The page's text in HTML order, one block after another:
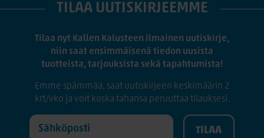
TILAA UUTISKIRJEEMME
Tilaa nyt Kallen Kalusteen ilmainen uutiskirje,
niin saat ensimmäisenä tiedon uusista
tuotteista, tarjouksista sekä tapahtumista!
Emme spämmää, saat uutiskirjeen keskimäärin 2
krt/vko ja voit koska tahansa peruuttaa tilauksesi.